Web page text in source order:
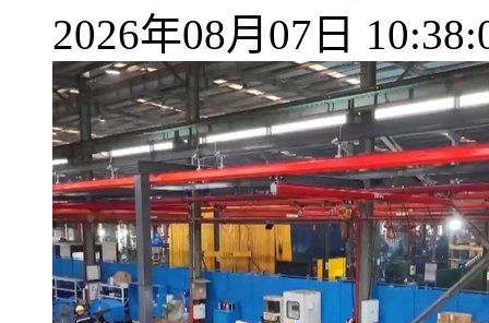
2026年08月07日